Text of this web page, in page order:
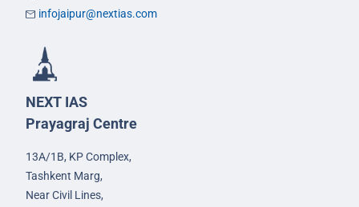
infojaipur@nextias.com
NEXT IAS
Prayagraj Centre
13A/1B, KP Complex,
Tashkent Marg,
Near Civil Lines,